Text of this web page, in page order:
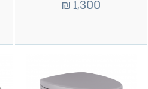
1,300
₪